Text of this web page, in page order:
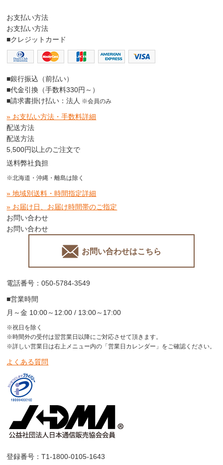
お支払い方法
お支払い方法
■クレジットカード
■銀行振込（前払い）
■代金引換（手数料330円～）
■請求書掛け払い：法人 ※会員のみ
» お支払い方法・手数料詳細
配送方法
配送方法
5,500円以上のご注文で
送料弊社負担
※北海道・沖縄・離島は除く
» 地域別送料・時間指定詳細
» お届け日、お届け時間帯のご指定
お問い合わせ
お問い合わせ
お問い合わせはこちら
電話番号：050-5784-3549
■営業時間
月～金 10:00～12:00 / 13:00～17:00
※祝日を除く
※時間外の受付は翌営業日以降にご対応させて頂きます。
※詳しい営業日は右上メニュー内の「営業日カレンダー」をご確認ください。
よくある質問
登録番号：T1-1800-0105-1643